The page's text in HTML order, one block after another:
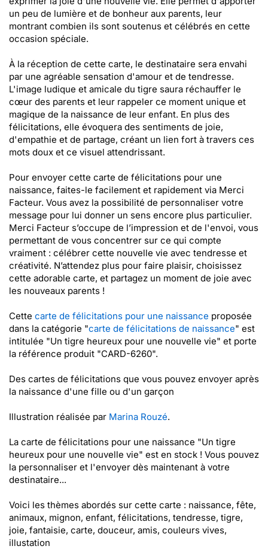
un peu de lumière et de bonheur aux parents, leur
montrant combien ils sont soutenus et célébrés en cette
occasion spéciale.
À la réception de cette carte, le destinataire sera envahi
par une agréable sensation d'amour et de tendresse.
L'image ludique et amicale du tigre saura réchauffer le
cœur des parents et leur rappeler ce moment unique et
magique de la naissance de leur enfant. En plus des
félicitations, elle évoquera des sentiments de joie,
d'empathie et de partage, créant un lien fort à travers ces
mots doux et ce visuel attendrissant.
Pour envoyer cette carte de félicitations pour une
naissance, faites-le facilement et rapidement via Merci
Facteur. Vous avez la possibilité de personnaliser votre
message pour lui donner un sens encore plus particulier.
Merci Facteur s’occupe de l’impression et de l'envoi, vous
permettant de vous concentrer sur ce qui compte
vraiment : célébrer cette nouvelle vie avec tendresse et
créativité. N’attendez plus pour faire plaisir, choisissez
cette adorable carte, et partagez un moment de joie avec
les nouveaux parents !
Cette carte de félicitations pour une naissance proposée
dans la catégorie "carte de félicitations de naissance" est
intitulée "Un tigre heureux pour une nouvelle vie" et porte
la référence produit "CARD-6260".
Des cartes de félicitations que vous pouvez envoyer après
la naissance d'une fille ou d'un garçon
Illustration réalisée par Marina Rouzé.
La carte de félicitations pour une naissance "Un tigre
heureux pour une nouvelle vie" est en stock ! Vous pouvez
la personnaliser et l'envoyer dès maintenant à votre
destinataire...
Voici les thèmes abordés sur cette carte : naissance, fête,
animaux, mignon, enfant, félicitations, tendresse, tigre,
joie, fantaisie, carte, douceur, amis, couleurs vives,
illustation